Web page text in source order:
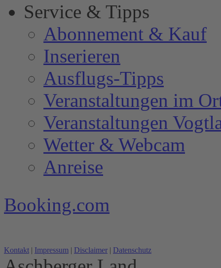
Service & Tipps
Abonnement & Kauf
Inserieren
Ausflugs-Tipps
Veranstaltungen im
Veranstaltungen
Wetter & Webcam
Anreise
Booking.com
Kontakt | Impressum | Disclaimer | Datenschutz